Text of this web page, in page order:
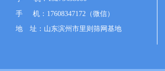
手 机：17608347172（微信）
地 址：山东滨州市里则筛网基地